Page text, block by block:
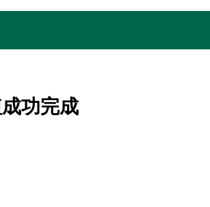
功完成